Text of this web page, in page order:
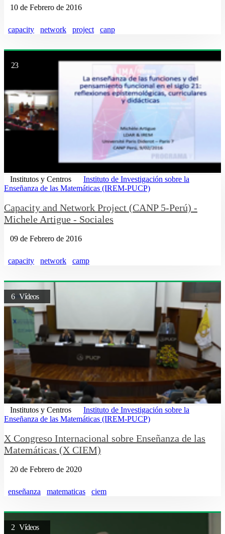
10 de Febrero de 2016
capacity network project canp
23
Institutos y Centros
Instituto de Investigación sobre la
Enseñanza de las Matemáticas (IREM-PUCP)
Capacity and Network Project (CANP 5-Perú) -
Michele Artigue - Sociales
09 de Febrero de 2016
capacity network camp
6 Vídeos
Institutos y Centros
Instituto de Investigación sobre la
Enseñanza de las Matemáticas (IREM-PUCP)
X Congreso Internacional sobre Enseñanza de las
Matemáticas (X CIEM)
20 de Febrero de 2020
enseñanza matematicas ciem
2 Vídeos